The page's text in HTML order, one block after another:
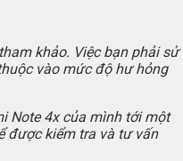
khảo. Việc bạn phải sử
vào mức độ hư hỏng
Note 4x của mình tới một
được kiểm tra và tư vấn